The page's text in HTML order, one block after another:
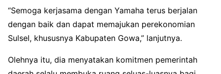
“Semoga kerjasama dengan Yamaha terus berjalan
dengan baik dan dapat memajukan perekonomian
Sulsel, khususnya Kabupaten Gowa,” lanjutnya.
Olehnya itu, dia menyatakan komitmen pemerintah